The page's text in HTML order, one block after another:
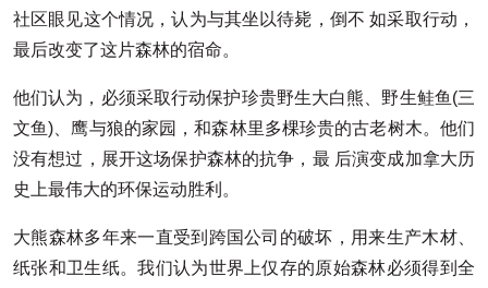
社区眼见这个情况，认为与其坐以待毙，倒不 如采取行动，
最后改变了这片森林的宿命。
他们认为，必须采取行动保护珍贵野生大白熊、野生鲑鱼(三
文鱼)、鹰与狼的家园，和森林里多棵珍贵的古老树木。他们
没有想过，展开这场保护森林的抗争，最 后演变成加拿大历
史上最伟大的环保运动胜利。
大熊森林多年来一直受到跨国公司的破坏，用来生产木材、
纸张和卫生纸。我们认为世界上仅存的原始森林必须得到全